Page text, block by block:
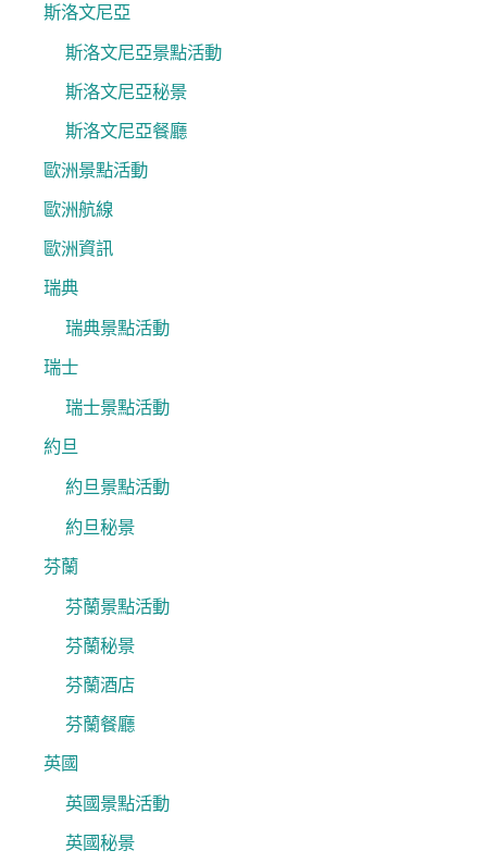
斯洛文尼亞
斯洛文尼亞景點活動
斯洛文尼亞秘景
斯洛文尼亞餐廳
歐洲景點活動
歐洲航線
歐洲資訊
瑞典
瑞典景點活動
瑞士
瑞士景點活動
約旦
約旦景點活動
約旦秘景
芬蘭
芬蘭景點活動
芬蘭秘景
芬蘭酒店
芬蘭餐廳
英國
英國景點活動
英國秘景